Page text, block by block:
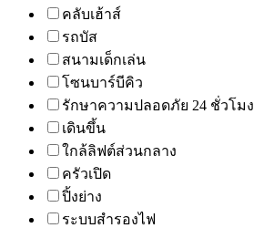
คลับเฮ้าส์
รถบัส
สนามเด็กเล่น
โซนบาร์บีคิว
รักษาความปลอดภัย 24 ชั่วโมง
เดินขึ้น
ใกล้ลิฟต์ส่วนกลาง
ครัวเปิด
ปิ้งย่าง
ระบบสำรองไฟ